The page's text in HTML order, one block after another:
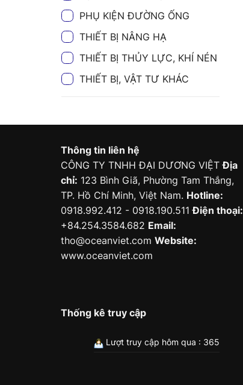
PHỤ KIỆN ĐƯỜNG ỐNG
THIẾT BỊ NÂNG HẠ
THIẾT BỊ THỦY LỰC, KHÍ NÉN
THIẾT BỊ, VẬT TƯ KHÁC
Thông tin liên hệ
CÔNG TY TNHH ĐẠI DƯƠNG VIỆTĐịa
chỉ: 123 Bình Giã, Phường Tam Thắng,
TP. Hồ Chí Minh, Việt Nam. Hotline:
0918.992.412 - 0918.190.511Điện thoại:
+84.254.3584.682 Email:
tho@oceanviet.com Website:
www.oceanviet.com
Thống kê truy cập
Lượt truy cập hôm qua : 365